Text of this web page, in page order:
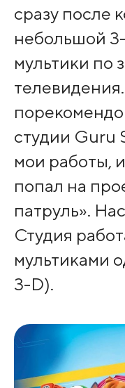
сразу после
небольшой
мультики по
студии Guru
мои работы,
попал на
патруль».
Студия
мультиками
3-D).